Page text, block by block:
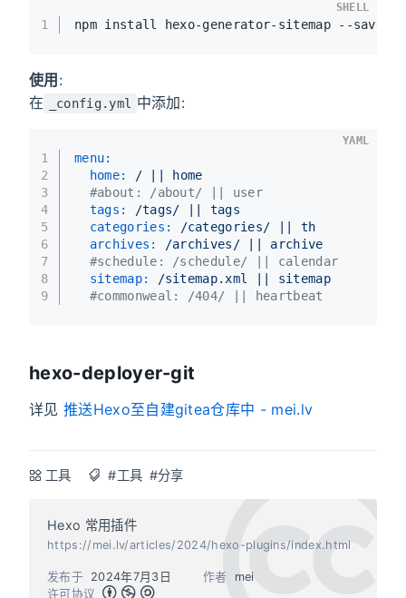
1 npm install hexo-generator-sitemap --save
SHELL
使用 :
在
_config.yml 中添加:
1
2
3
4
5
6
7
8
9
menu:
home:
/
home
#about: /about/ || user
tags:
/tags/
tags
categories:
/categories/
th
archives:
/archives/
archive
#schedule: /schedule/ || calendar
sitemap:
/sitemap.xml
sitemap
#commonweal: /404/ || heartbeat
YAML
hexo-deployer-git
详见 推送Hexo至自建gitea仓库中 - mei.lv
工具 #工具 #分享
Hexo 常用插件
https://mei.lv/articles/2024/hexo-plugins/index.html
作者 mei
发布于
2024年7月3日
许可协议